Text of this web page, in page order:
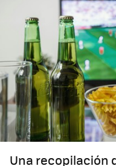
Una recopilación